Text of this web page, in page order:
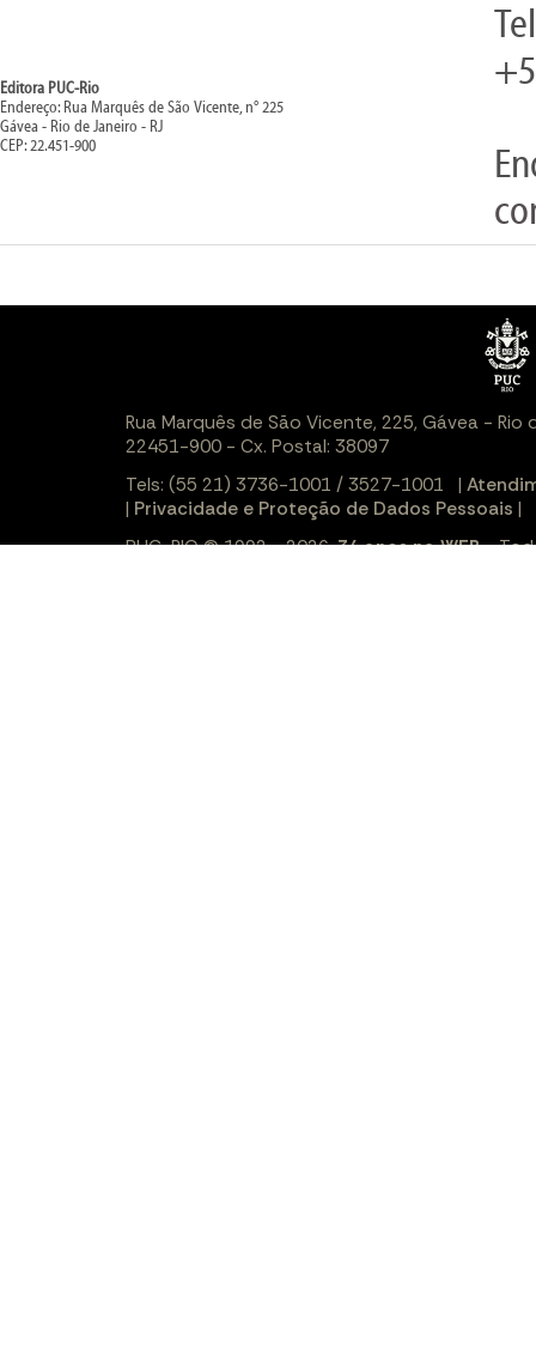
Editora PUC-Rio
Endereço: Rua Marquês de São Vicente, n° 225
Gávea - Rio de Janeiro - RJ
CEP: 22.451-900